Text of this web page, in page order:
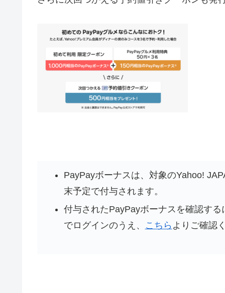
PayPayボーナスは、対象のYahoo!
末予定で付与されます。
付与されたPayPayボーナスを確認す
でログインのうえ、
こちら よりご確認